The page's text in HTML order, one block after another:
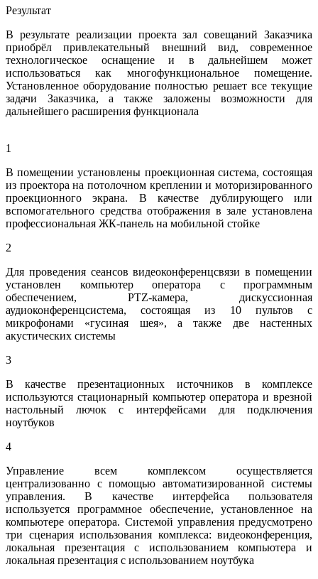
Результат
В результате реализации проекта зал совещаний Заказчика
приобрёл привлекательный внешний вид, современное
технологическое оснащение и в дальнейшем может
использоваться как многофункциональное помещение.
Установленное оборудование полностью решает все текущие
задачи Заказчика, а также заложены возможности для
дальнейшего расширения функционала
1
В помещении установлены проекционная система, состоящая
из проектора на потолочном креплении и моторизированного
проекционного экрана. В качестве дублирующего или
вспомогательного средства отображения в зале установлена
профессиональная ЖК-панель на мобильной стойке
2
Для проведения сеансов видеоконференцсвязи в помещении
установлен компьютер оператора с программным
обеспечением, PTZ-камера, дискуссионная
аудиоконференцсистема, состоящая из 10 пультов с
микрофонами «гусиная шея», а также две настенных
акустических системы
3
В качестве презентационных источников в комплексе
используются стационарный компьютер оператора и врезной
настольный лючок с интерфейсами для подключения
ноутбуков
4
Управление всем комплексом осуществляется
централизованно с помощью автоматизированной системы
управления. В качестве интерфейса пользователя
используется программное обеспечение, установленное на
компьютере оператора. Системой управления предусмотрено
три сценария использования комплекса: видеоконференция,
локальная презентация с использованием компьютера и
локальная презентация с использованием ноутбука